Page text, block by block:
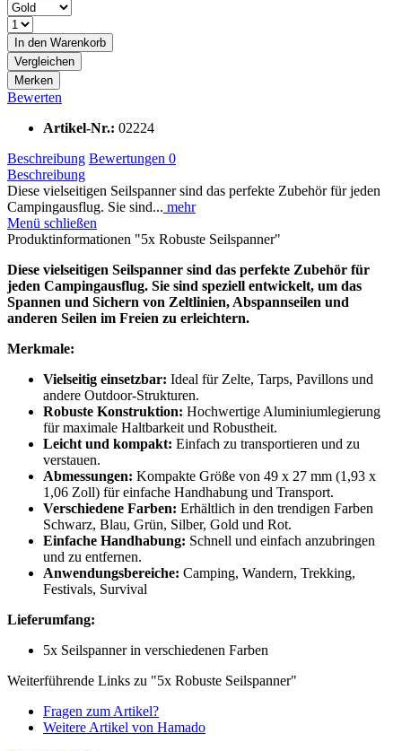
In den Warenkorb
Vergleichen
Merken
Bewerten
Artikel-Nr.: 02224
Beschreibung Bewertungen 0
Beschreibung
Diese vielseitigen Seilspanner sind das perfekte Zubehör für jeden
Campingausflug. Sie sind... mehr
Menü schließen
Produktinformationen "5x Robuste Seilspanner"
Diese vielseitigen Seilspanner sind das perfekte Zubehör für
jeden Campingausflug. Sie sind speziell entwickelt, um das
Spannen und Sichern von Zeltlinien, Abspannseilen und
anderen Seilen im Freien zu erleichtern.
Merkmale:
Vielseitig einsetzbar: Ideal für Zelte, Tarps, Pavillons und
andere Outdoor-Strukturen.
Robuste Konstruktion: Hochwertige Aluminiumlegierung
für maximale Haltbarkeit und Robustheit.
Leicht und kompakt: Einfach zu transportieren und zu
verstauen.
Abmessungen: Kompakte Größe von 49 x 27 mm (1,93 x
1,06 Zoll) für einfache Handhabung und Transport.
Verschiedene Farben: Erhältlich in den trendigen Farben
Schwarz, Blau, Grün, Silber, Gold und Rot.
Einfache Handhabung: Schnell und einfach anzubringen
und zu entfernen.
Anwendungsbereiche: Camping, Wandern, Trekking,
Festivals, Survival
Lieferumfang:
5x Seilspanner in verschiedenen Farben
Weiterführende Links zu "5x Robuste Seilspanner"
Fragen zum Artikel?
Weitere Artikel von Hamado